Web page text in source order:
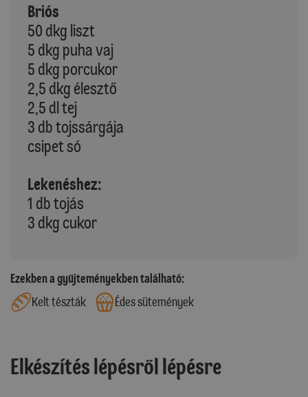
Briós
50 dkg liszt
5 dkg puha vaj
5 dkg porcukor
2,5 dkg élesztő
2,5 dl tej
3 db tojssárgája
csipet só
Lekenéshez:
1 db tojás
3 dkg cukor
Ezekben a gyűjteményekben található:
Kelt tészták
Édes sütemények
Elkészítés lépésről lépésre